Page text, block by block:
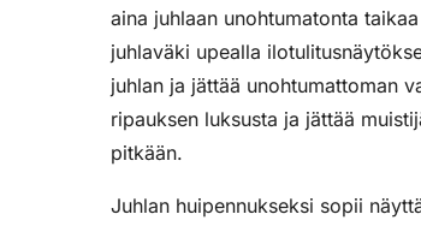
aina juhlaan unohtumatonta
juhlaväki upealla
juhlan ja jättää unohtumattoman
ripauksen luksusta ja jättää
pitkään.
Juhlan huipennukseksi sopii